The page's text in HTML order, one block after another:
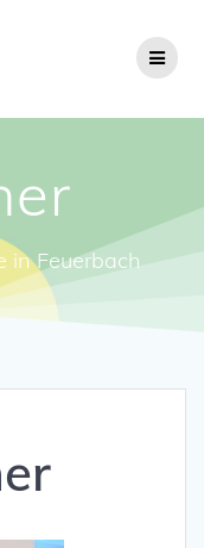
in Feuerbach